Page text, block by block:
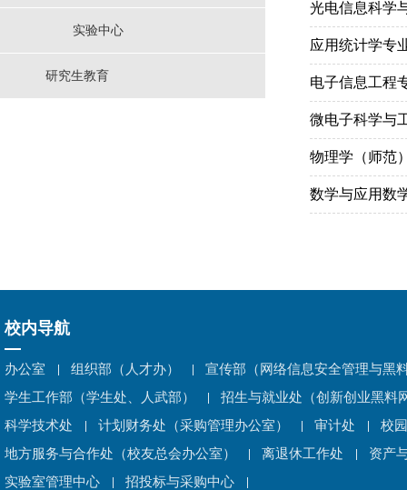
实验中心
研究生教育
光电信息科学
应用统计学专
电子信息工程
微电子科学与
物理学（师范
数学与应用数
校内导航
办公室 组织部（人才办）
宣传部（网络信息安全管理与黑
学生工作部（学生处、人武部）
招生与就业处（创新创业黑料
科学技术处
计划财务处（采购管理办公室） 审计处
校
地方服务与合作处（校友总会办公室）
离退休工作处
资产
实验室管理中心
招投标与采购中心